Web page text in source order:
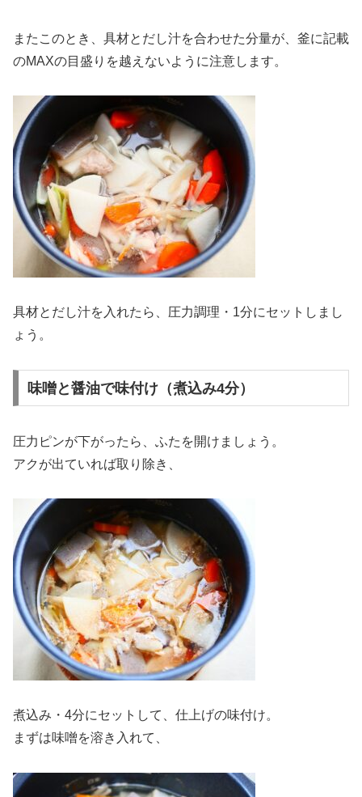
またこのとき、具材とだし汁を合わせた分量が、釜に記載
のMAXの目盛りを越えないように注意します。
具材とだし汁を入れたら、圧力調理・1分にセットしまし
ょう。
味噌と醤油で味付け（煮込み4分）
圧力ピンが下がったら、ふたを開けましょう。
アクが出ていれば取り除き、
煮込み・4分にセットして、仕上げの味付け。
まずは味噌を溶き入れて、